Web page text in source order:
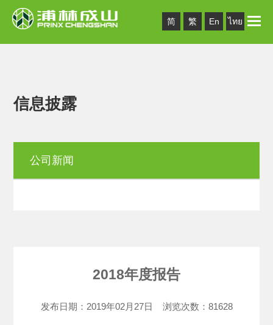
简 繁 En ไทย Toggle
信息披露
公司新闻
2018年度报告
发布日期： 2019年02月27日 浏览次数： 81628